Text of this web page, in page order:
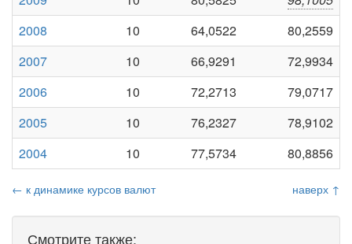
2008
10 64,0522
80,2559
2007
10 66,9291
72,9934
2006
10 72,2713
79,0717
2005
10 76,2327
78,9102
2004
10 77,5734 80,8856
← к динамике курсов валют наверх ↑
Смотрите также: